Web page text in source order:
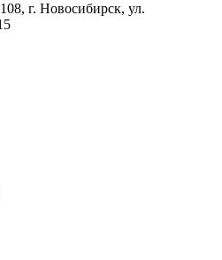
г. Новосибирск, ул.